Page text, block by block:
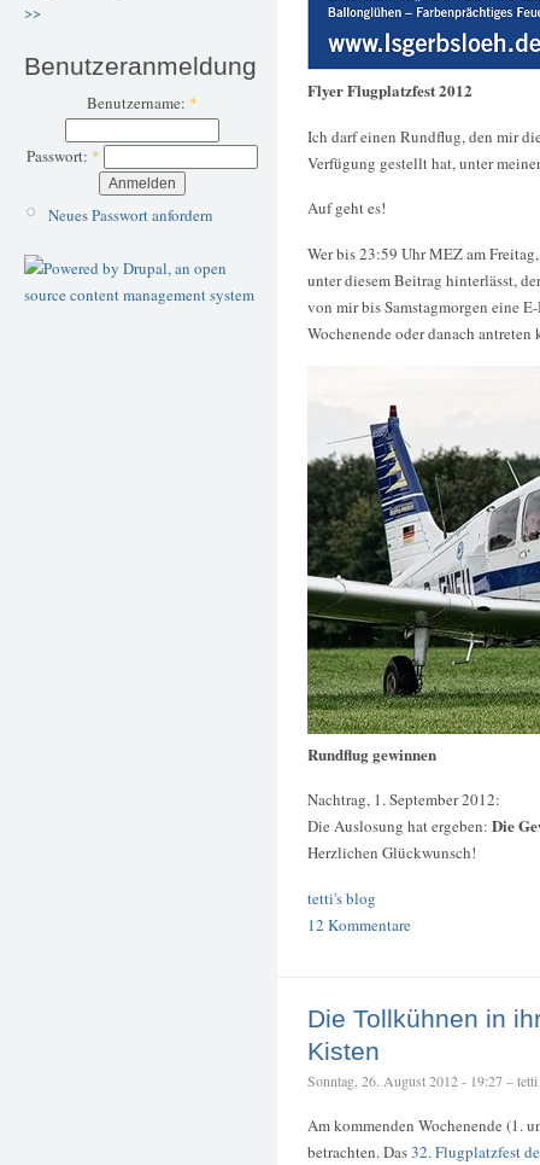
>>
Benutzeranmeldung
Benutzername: *
Passwort: *
Neues Passwort anfordern
Flyer Flugplatzfest 2012
Ich darf einen Rundflug, den mir
Verfügung gestellt hat, unter
Auf geht es!
Wer bis 23:59 Uhr MEZ am
unter diesem Beitrag hinterlässt,
von mir bis Samstagmorgen eine
Wochenende oder danach antreten
Rundflug gewinnen
Nachtrag, 1. September 2012:
Die Auslosung hat ergeben: Die
Herzlichen Glückwunsch!
tetti's blog
12 Kommentare
Die Tollkühnen in
Kisten
Sonntag, 26. August 2012 - 19:27 – tetti
Am kommenden Wochenende (1.
betrachten. Das32. Flugplatzfest